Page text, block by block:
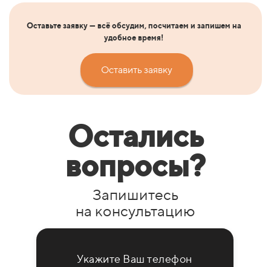
Оставьте заявку — всё обсудим, посчитаем и запишем на
удобное время!
Оставить заявку
Остались
вопросы?
Запишитесь
на консультацию
Укажите Ваш телефон